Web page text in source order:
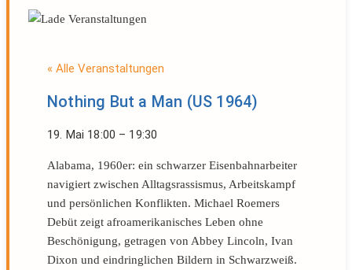
« Alle Veranstaltungen
Nothing But a Man (US 1964)
19. Mai 18:00 – 19:30
Alabama, 1960er: ein schwarzer Eisenbahnarbeiter
navigiert zwischen Alltagsrassismus, Arbeitskampf
und persönlichen Konflikten. Michael Roemers
Debüt zeigt afroamerikanisches Leben ohne
Beschönigung, getragen von Abbey Lincoln, Ivan
Dixon und eindringlichen Bildern in Schwarzweiß.